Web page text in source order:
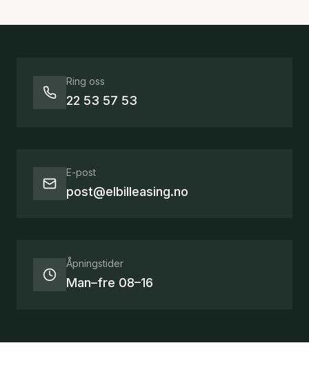
Ring oss
22 53 57 53
E-post
post@elbilleasing.no
Åpningstider
Man–fre 08–16